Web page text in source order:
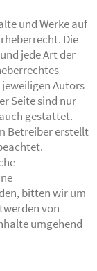
und Werke auf
Die
jede Art der
Autors
Seite sind nur
gestattet.
Betreiber erstellt
bitten wir um
von
umgehend